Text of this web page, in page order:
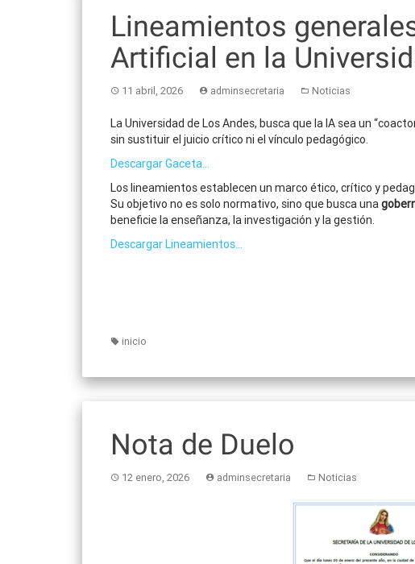
Lineamientos
Artificial en la
11 abril, 2026 adminsecretaria Noticias
La Universidad de Los Andes, busca que la IA sea un
sin sustituir el juicio crítico ni el vínculo pedagógico.
Descargar Gaceta…
Los lineamientos establecen un marco ético, crítico y
Su objetivo no es solo normativo, sino que busca una
beneficie la enseñanza, la investigación y la gestión.
Descargar Lineamientos…
inicio
Nota de Duelo
12 enero, 2026 adminsecretaria Noticias